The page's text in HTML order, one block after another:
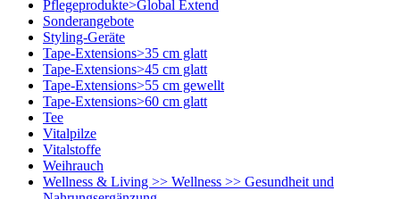
Pflegeprodukte>Global Extend
Sonderangebote
Styling-Geräte
Tape-Extensions>35 cm glatt
Tape-Extensions>45 cm glatt
Tape-Extensions>55 cm gewellt
Tape-Extensions>60 cm glatt
Tee
Vitalpilze
Vitalstoffe
Weihrauch
Wellness & Living >> Wellness >> Gesundheit und